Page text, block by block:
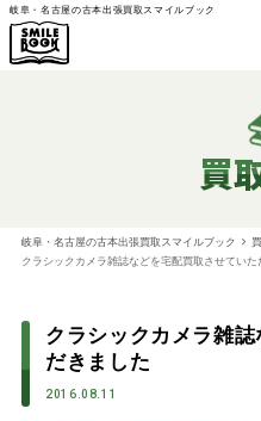
岐阜・名古屋の古本出張買取スマイルブック
買
岐阜・名古屋の古本出張買取スマイルブック
クラシックカメラ雑誌などを宅配買取させていた
クラシックカメラ雑
だきました
2016.08.11